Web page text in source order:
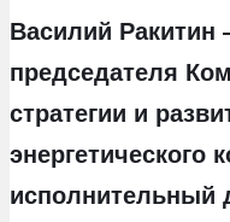
Василий Ракитин
председателя
стратегии и
энергетического
исполнительный